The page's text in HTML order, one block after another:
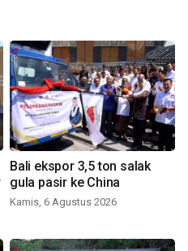
Bali ekspor 3,5 ton salak
gula pasir ke China
Kamis, 6 Agustus 2026